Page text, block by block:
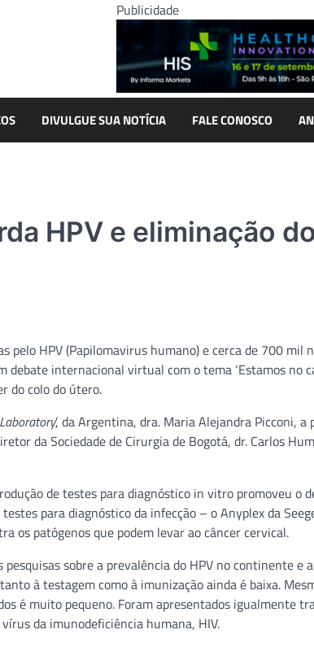
Publicidade
DIVULGUE SUA NOTÍCIA FALE CONOSCO
HPV e eliminação
pelo HPV (Papilomavirus humano) e cerca de 700 mil
debate internacional virtual com o tema ‘Estamos no
do colo do útero.
Laboratory’, da Argentina, dra. Maria Alejandra Picconi,
da Sociedade de Cirurgia de Bogotá, dr. Carlos
de testes para diagnóstico in vitro promoveu o
para diagnóstico da infecção – o Anyplex da
os patógenos que podem levar ao câncer cervical.
sobre a prevalência do HPV no continente e
à testagem como à imunização ainda é baixa.
é muito pequeno. Foram apresentados igualmente
da imunodeficiência humana, HIV.